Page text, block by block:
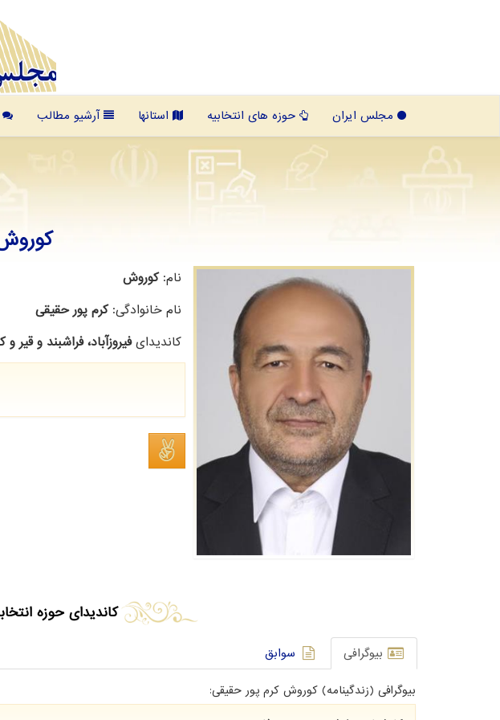
مجلس ایران حوزه های انتخابیه استانها آرشیو مطالب
نام:کوروش
نام خانوادگی:کرم پور حقیقی
کاندیدایفیروزآباد، فراشبند و قیر و
کاندیدای حوزه
بیوگرافی سوابق
بیوگرافی (زندگینامه) کوروش کرم پور حقیقی: